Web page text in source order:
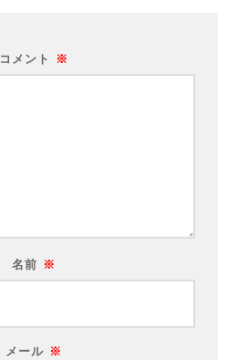
コメント ※
名前 ※
メール ※